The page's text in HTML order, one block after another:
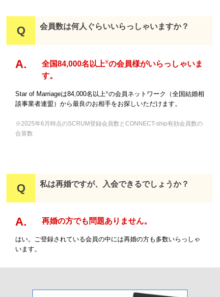
会員数は何人ぐらいいらっしゃいますか？
全国84,000名以上※の会員様がいらっしゃいま
す。
Star of Marriageは84,000名以上※の会員ネットワーク（全国結婚相
談事業者連盟）から最良のお相手をお探しいただけます。
※2025年6月時点のSCRUM登録会員数とCONNECT-ship有効会員数の
合算数
私は再婚ですが、入会できるでしょうか？
再婚の方でも問題ありません。
はい。ご登録されている会員の中には再婚の方も多数いらっしゃ
います。